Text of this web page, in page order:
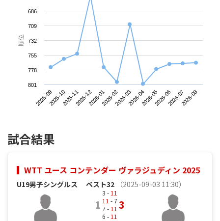
順位
2025-092025-102025-112025-122026-012026-022026-032026-042026-052026-062026-072026-08
686
709
732
755
778
801
試合結果
WTT ユース コンテンダー ヴァラジュディン 2025
U19男子シングルス ベスト32 （2025-09-03 11:30）
1
3 - 11
11 - 7
7 - 11
6 - 11
3